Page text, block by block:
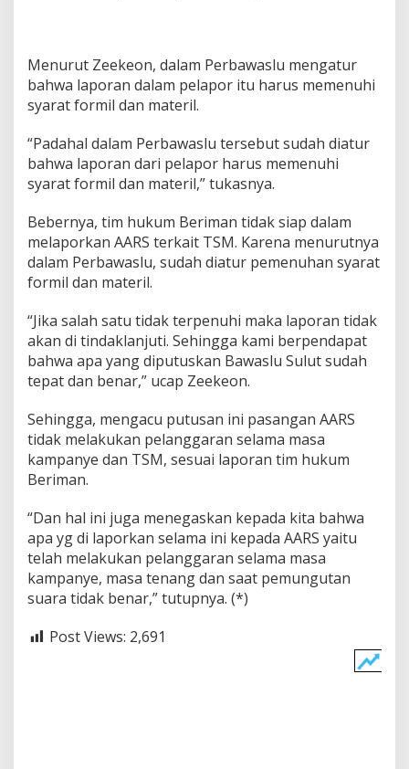
Menurut Zeekeon, dalam Perbawaslu mengatur
bahwa laporan dalam pelapor itu harus memenuhi
syarat formil dan materil.
“Padahal dalam Perbawaslu tersebut sudah diatur
bahwa laporan dari pelapor harus memenuhi
syarat formil dan materil,” tukasnya.
Bebernya, tim hukum Beriman tidak siap dalam
melaporkan AARS terkait TSM. Karena menurutnya
dalam Perbawaslu, sudah diatur pemenuhan syarat
formil dan materil.
“Jika salah satu tidak terpenuhi maka laporan tidak
akan di tindaklanjuti. Sehingga kami berpendapat
bahwa apa yang diputuskan Bawaslu Sulut sudah
tepat dan benar,” ucap Zeekeon.
Sehingga, mengacu putusan ini pasangan AARS
tidak melakukan pelanggaran selama masa
kampanye dan TSM, sesuai laporan tim hukum
Beriman.
“Dan hal ini juga menegaskan kepada kita bahwa
apa yg di laporkan selama ini kepada AARS yaitu
telah melakukan pelanggaran selama masa
kampanye, masa tenang dan saat pemungutan
suara tidak benar,” tutupnya. (*)
Post Views: 2,691